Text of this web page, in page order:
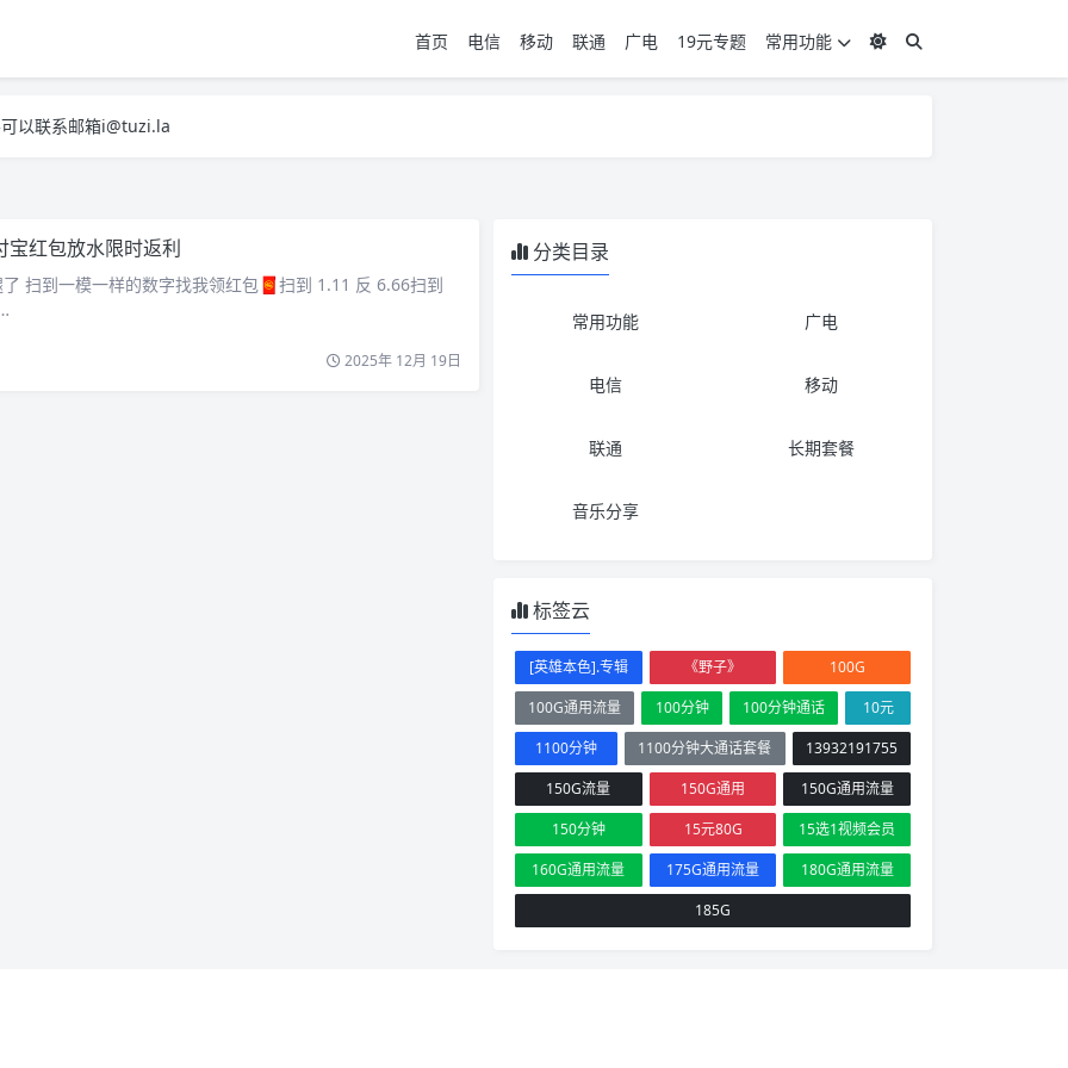
首页 电信 移动 联通 广电 19元专题
常用功能
以联系邮箱i@tuzi.la
以联系邮箱i@tuzi.la
宝红包放水限时返利
扫到一模一样的数字找我领红包🧧扫到 1.11 反 6.66扫到
2025年 12月 19日
分类目录
常用功能 广电
电信 移动
联通 长期套餐
音乐分享
标签云
[英雄本色].专辑 《野子》
100G
100G通用流量
100分钟 100分钟通话
10元
1100分钟
1100分钟大通话套餐
13932191755
150G流量
150G通用
150G通用流量
150分钟
15元80G
15选1视频会员
160G通用流量
175G通用流量
180G通用流量
185G